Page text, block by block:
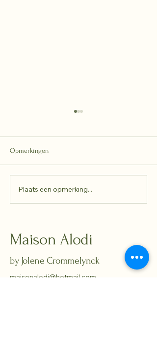
2025 - recap
Opmerkingen
Plaats een opmerking...
Maison Alodi
by Jolene Crommelynck
maisonalodi@hotmail.com